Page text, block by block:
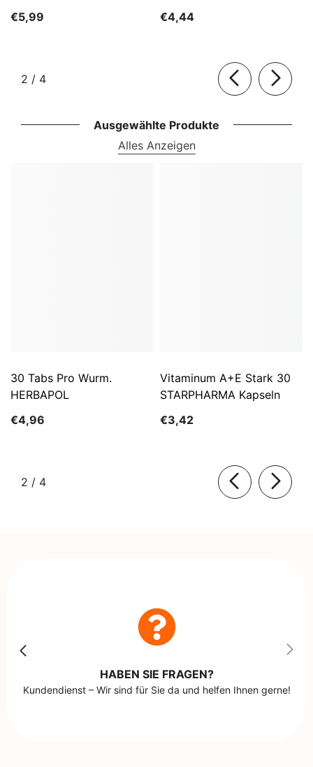
€5,99
€4,44
2 / von
4
Ausgewählte Produkte
Alles Anzeigen
30 Tabs Pro Wurm.
HERBAPOL
€4,96
Vitaminum A+E Stark 30
STARPHARMA Kapseln
€3,42
2 / von
4
HABEN SIE FRAGEN?
Kundendienst – Wir sind für Sie da und helfen Ihnen gerne!